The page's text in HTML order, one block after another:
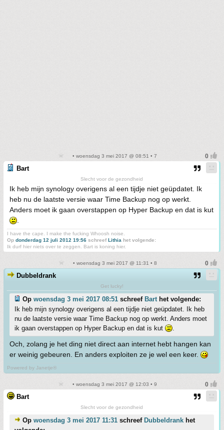
• woensdag 3 mei 2017 @ 08:51 • 7
Bart
Slecht voor de gezondheid
Ik heb mijn synology overigens al een tijdje niet geüpdatet. Ik
heb nu de laatste versie waar Time Backup nog op werkt.
Anders moet ik gaan overstappen op Hyper Backup en dat is kut
.
I have the cape. I make the fucking Whoosh noise.
Op donderdag 12 juli 2012 19:56 schreefLithia het volgende:
Ik durf hier niets over te zeggen. Bart is koning hier.
• woensdag 3 mei 2017 @ 11:31 • 8
Dubbeldrank
Get lucky!
Op woensdag 3 mei 2017 08:51 schreef Barthet volgende:
Ik heb mijn synology overigens al een tijdje niet geüpdatet. Ik heb
nu de laatste versie waar Time Backup nog op werkt. Anders moet
ik gaan overstappen op Hyper Backup en dat is kut
.
Och, zolang je het ding niet direct aan internet hebt hangen kan
er weinig gebeuren. En anders exploiten ze je wel een keer.
Powered by Janetje®
• woensdag 3 mei 2017 @ 12:03 • 9
Bart
Slecht voor de gezondheid
Op woensdag 3 mei 2017 11:31 schreef Dubbeldrank het